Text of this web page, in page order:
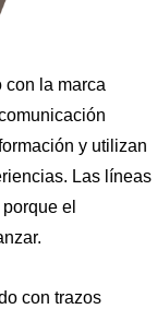
con la marca
y utilizan
Las líneas
el
con trazos